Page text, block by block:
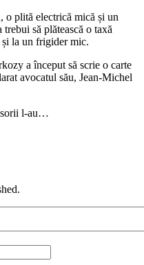
o plită electrică mică și un
să plătească o taxă
la un frigider mic.
a început să scrie o carte
avocatul său, Jean-Michel
l-au…